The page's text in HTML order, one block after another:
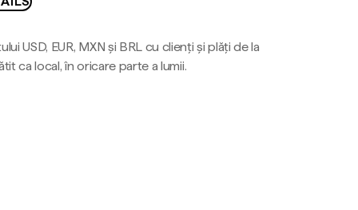
USD, EUR, MXN și BRL cu clienți și plăți de la
ca local, în oricare parte a lumii.